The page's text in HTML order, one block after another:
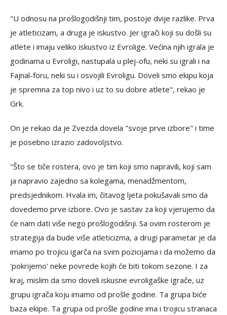
"U odnosu na prošlogodišnji tim, postoje dvije razlike. Prva
je atleticizam, a druga je iskustvo. Jer igrači koji su došli su
atlete i imaju veliko iskustvo iz Evrolige. Većina njih igrala je
godinama u Evroligi, nastupala u plej-ofu, neki su igrali i na
Fajnal-foru, neki su i osvojili Evroligu. Doveli smo ekipu koja
je spremna za top nivo i uz to su dobre atlete", rekao je
Grk.
On je rekao da je Zvezda dovela "svoje prve izbore" i time
je posebno izrazio zadovoljstvo.
"Što se tiče rostera, ovo je tim koji smo napravili, koji sam
ja napravio zajedno sa kolegama, menadžmentom,
predsjednikom. Hvala im, čitavog ljeta pokušavali smo da
dovedemo prve izbore. Ovo je sastav za koji vjerujemo da
će nam dati više nego prošlogodišnji. Sa ovim rosterom je
strategija da bude više atleticizma, a drugi parametar je da
imamo po trojicu igarča na svim pozicijama i da možemo da
'pokrijemo' neke povrede kojih će biti tokom sezone. I za
kraj, mislim da smo doveli iskusne evroligaške igrače, uz
grupu igrača koju imamo od prošle godine. Ta grupa biće
baza ekipe. Ta grupa od prošle godine ima i trojicu stranaca